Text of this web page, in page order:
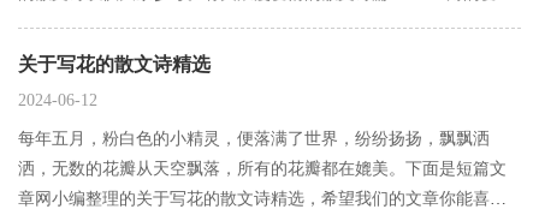
作者：汤小丹都说，45°角仰望天空一半明媚，一半哀伤眼泪都不会
掉下来而如今，过了那些岁月我学会了直接对视…
关于写花的散文诗精选
2024-06-12
每年五月，粉白色的小精灵，便落满了世界，纷纷扬扬，飘飘洒
洒，无数的花瓣从天空飘落，所有的花瓣都在媲美。下面是短篇文
章网小编整理的关于写花的散文诗精选，希望我们的文章你能喜